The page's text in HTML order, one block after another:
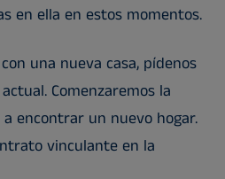
en ella en estos momentos.
una nueva casa, pídenos
Comenzaremos la
encontrar un nuevo hogar.
vinculante en la